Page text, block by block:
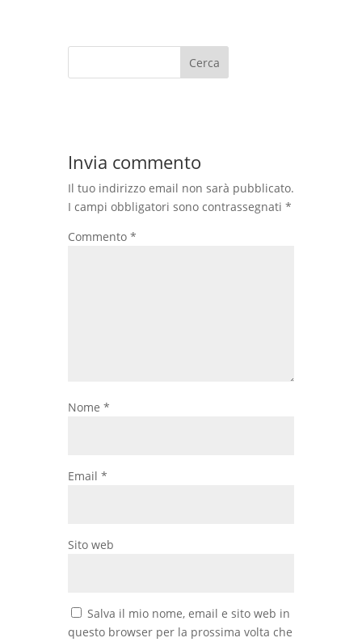
Cerca
Invia commento
Il tuo indirizzo email non sarà pubblicato.
I campi obbligatori sono contrassegnati *
Commento *
Nome *
Email *
Sito web
Salva il mio nome, email e sito web in
questo browser per la prossima volta che